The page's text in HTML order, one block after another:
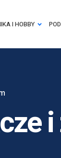
I HOBBY